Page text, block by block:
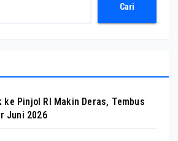
Cari
ke Pinjol RI Makin Deras, Tembus
Juni 2026